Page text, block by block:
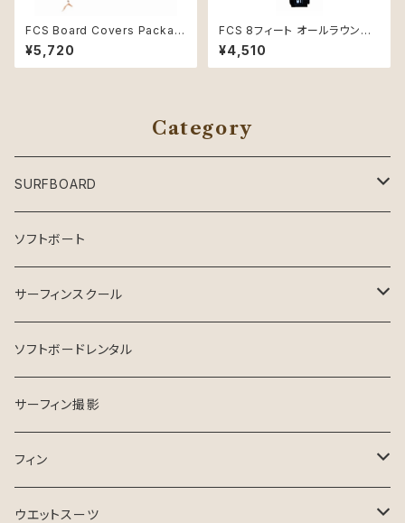
FCS Board Covers Packabl
e Stretch Cover 5'9" Short
board Alpine
¥5,720
FCS 8フィート オールラウンド
クラシック リーシュコード ブラッ
ク新品
¥4,510
Category
SURFBOARD
Crystal Dreams SURFBOARD
INSPIRE SURFBOARD
USEDサーフボード
ESSENCE SURFBOARD
ASB SURfBOARD
ソフトボート
サーフィンスクール
マンツーマン
サーフガイド
ソフトボードレンタル
サーフィン撮影
フィン
FCS Ⅱ
ウエットスーツ